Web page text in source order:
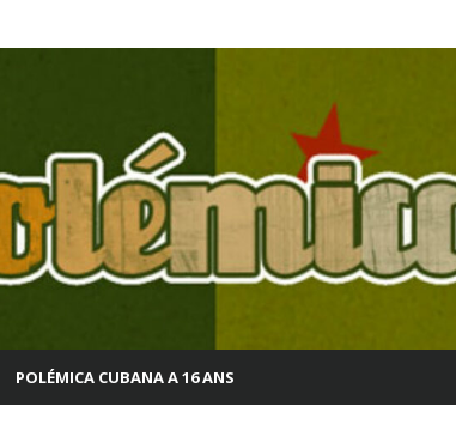
Polémica Cubana
POLÉMICA CUBANA A 16 ANS